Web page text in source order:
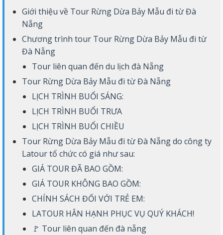
Giới thiệu về Tour Rừng Dừa Bảy Mẫu đi từ Đà
Nẵng
Chương trình tour Tour Rừng Dừa Bảy Mẫu đi từ
Đà Nẵng
Tour liên quan đến du lịch đà Nẵng
Tour Rừng Dừa Bảy Mẫu đi từ Đà Nẵng
LỊCH TRÌNH BUỔI SÁNG:
LỊCH TRÌNH BUỔI TRƯA
LỊCH TRÌNH BUỔI CHIỀU
Tour Rừng Dừa Bảy Mẫu đi từ Đà Nẵng do công ty
Latour tổ chức có giá như sau:
GIÁ TOUR ĐÃ BAO GỒM:
GIÁ TOUR KHÔNG BAO GỒM:
CHÍNH SÁCH ĐỐI VỚI TRẺ EM:
LATOUR HÂN HẠNH PHỤC VỤ QUÝ KHÁCH!
🚩 Tour liên quan đến đà nẵng